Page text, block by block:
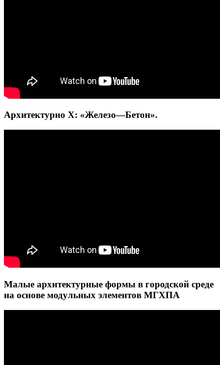
Архитектурно X: «Железо—Бетон».
Малые архитектурные формы в городской среде
на основе модульных элементов МГХПА